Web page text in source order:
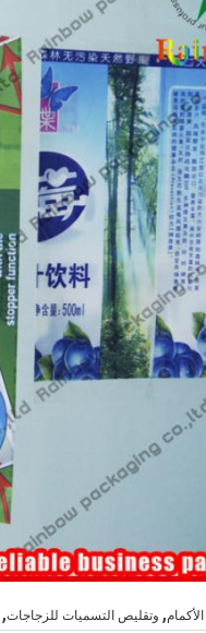
, وتقليص التسميات للزجاجات,